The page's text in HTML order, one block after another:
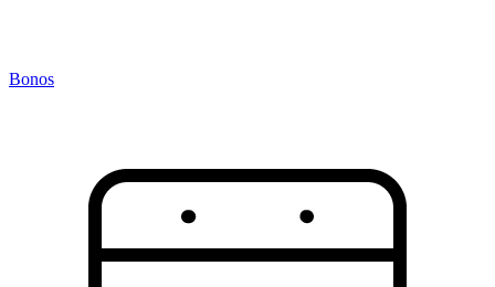
Bonos